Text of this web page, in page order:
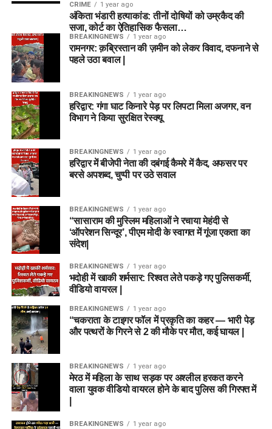
CRIME 1 year ago
अंकिता भंडारी हत्याकांड: तीनों दोषियों को उम्रकैद की
सजा, कोर्ट का ऐतिहासिक फैसला…
BREAKINGNEWS 1 year ago
रामनगर: क़ब्रिस्तान की ज़मीन को लेकर विवाद, दफनाने से
पहले उठा बवाल |
BREAKINGNEWS 1 year ago
हरिद्वार: गंगा घाट किनारे पेड़ पर लिपटा मिला अजगर, वन
विभाग ने किया सुरक्षित रेस्क्यू
BREAKINGNEWS 1 year ago
हरिद्वार में बीजेपी नेता की दबंगई कैमरे में कैद, अफसर पर
बरसे अपशब्द, चुप्पी पर उठे सवाल
BREAKINGNEWS 1 year ago
“सासाराम की मुस्लिम महिलाओं ने रचाया मेहंदी से
‘ऑपरेशन सिन्दूर’, पीएम मोदी के स्वागत में गूंजा एकता का
संदेश|
BREAKINGNEWS 1 year ago
भदोही में खाकी शर्मसार: रिश्वत लेते पकड़े गए पुलिसकर्मी,
वीडियो वायरल |
BREAKINGNEWS 1 year ago
“चकराता के टाइगर फॉल में प्रकृति का कहर — भारी पेड़
और पत्थरों के गिरने से 2 की मौके पर मौत, कई घायल |
BREAKINGNEWS 1 year ago
मेरठ में महिला के साथ सड़क पर अश्लील हरकत करने
वाला युवक वीडियो वायरल होने के बाद पुलिस की गिरफ्त में
BREAKINGNEWS 1 year ago